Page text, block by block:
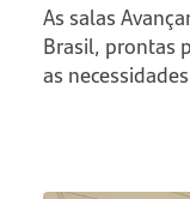
As salas
Brasil, prontas
as